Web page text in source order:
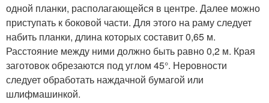
одной планки, располагающейся в центре. Далее можно
приступать к боковой части. Для этого на раму следует
набить планки, длина которых составит 0,65 м.
Расстояние между ними должно быть равно 0,2 м. Края
заготовок обрезаются под углом 45°. Неровности
следует обработать наждачной бумагой или
шлифмашинкой.